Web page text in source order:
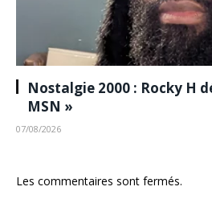
Nostalgie 2000 : Rocky H
MSN »
07/08/2026
Les commentaires sont fermés.